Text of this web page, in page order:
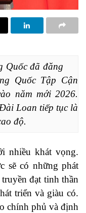
Quốc đã đăng
Quốc Tập Cận
năm mới 2026.
Loan tiếp tục là
độ.
nhiều khát vọng.
sẽ có những phát
đạt tinh thần
triển và giàu có.
chính phủ và định